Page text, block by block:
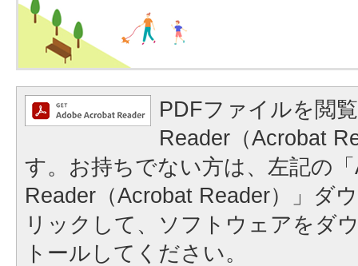
PDFファイルを閲
Reader（Acrobat
す。お持ちでない方は、左記の
Reader（Acrobat Reader）」ダ
リックして、ソフトウェアをダ
トールしてください。